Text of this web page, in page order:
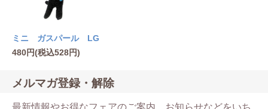
ミニ ガスパール LG
480円(税込528円)
メルマガ登録・解除